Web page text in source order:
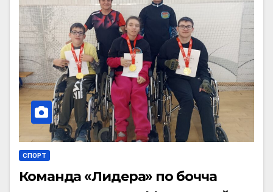
СПОРТ
Команда «Лидера» по бочча